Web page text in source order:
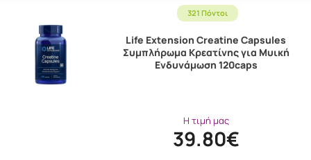
321 Πόντοι
Life Extension Creatine Capsules
Συμπλήρωμα Κρεατίνης για Μυική
Ενδυνάμωση 120caps
Η τιμή μας
39.80€